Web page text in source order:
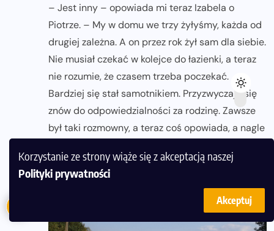
Korzystanie ze strony wiąże się z akceptacją naszej
Polityki prywatności
Akceptuj
– Jest inny – opowiada mi teraz Izabela o
Piotrze. – My w domu we trzy żyłyśmy, każda od
drugiej zależna. A on przez rok żył sam dla siebie.
Nie musiał czekać w kolejce do łazienki, a teraz
nie rozumie, że czasem trzeba poczekać.
Bardziej się stał samotnikiem. Przyzwyczaja się
znów do odpowiedzialności za rodzinę. Zawsze
był taki rozmowny, a teraz coś opowiada, a nagle